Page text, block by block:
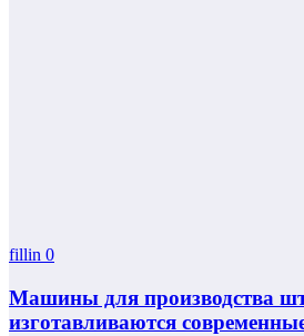
fillin 0
Машины для производства
изготавливаются